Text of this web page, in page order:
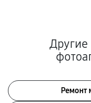
Другие
Ремонт